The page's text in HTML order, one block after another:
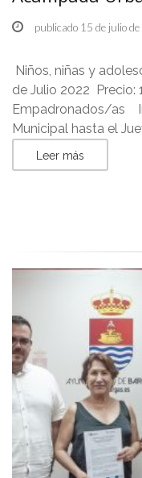
publicado 15 de julio
Niños, niñas y
de Julio 2022
Empadronados/as
Municipal hasta el
Leer más